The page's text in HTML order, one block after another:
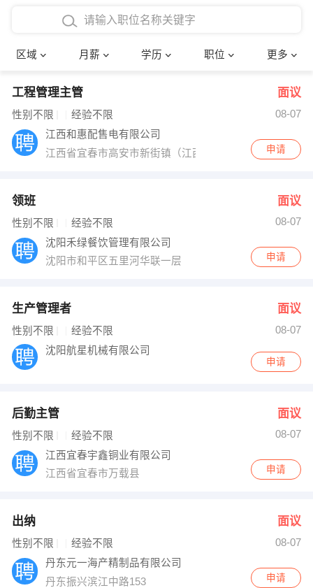
区域 月薪 学历 职位 更多
4000-5000元
8000-12000元
12000-20000元
博士
文员
财务会计
网络IT
快递员
收银员 技术员/工程师
出纳
编辑
跟单
其他职位
确定
工程管理主管 面议
性别不限 经验不限
08-07
江西和惠配售电有限公司
江西省宜春市高安市新街镇（江西省建筑陶瓷产业基地内
申请
领班 面议
性别不限 经验不限
08-07
沈阳禾绿餐饮管理有限公司
沈阳市和平区五里河华联一层
申请
生产管理者 面议
性别不限 经验不限
08-07
沈阳航星机械有限公司
申请
后勤主管 面议
性别不限 经验不限
08-07
江西宜春宇鑫铜业有限公司
江西省宜春市万载县
申请
出纳 面议
性别不限 经验不限
08-07
丹东元一海产精制品有限公司
丹东振兴滨江中路153
申请